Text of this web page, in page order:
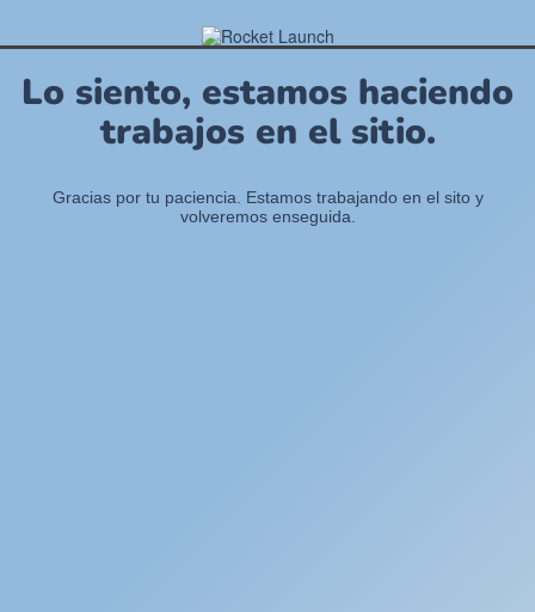
Lo siento, estamos haciendo
trabajos en el sitio.
Gracias por tu paciencia. Estamos trabajando en el sito y
volveremos enseguida.